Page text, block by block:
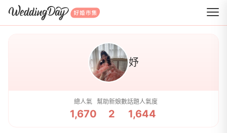
WeddingDay 好婚市集
妤
總人氣
1,670
幫助新娘數
2
話題人氣度
1,644